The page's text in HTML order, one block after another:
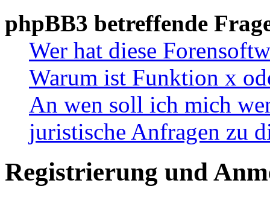
phpBB3 betreffende
Wer hat diese
Warum ist Funktion x
An wen soll ich mich
juristische Anfragen zu
Registrierung und